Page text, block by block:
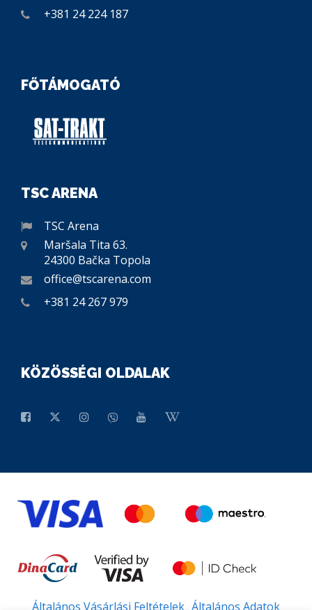
+381 24 224 187
FŐTÁMOGATÓ
TSC ARENA
TSC Arena
Maršala Tita 63.
24300 Bačka Topola
office@tscarena.com
+381 24 267 979
KÖZÖSSÉGI OLDALAK
Általános Vásárlási Feltételek Általános Adatok